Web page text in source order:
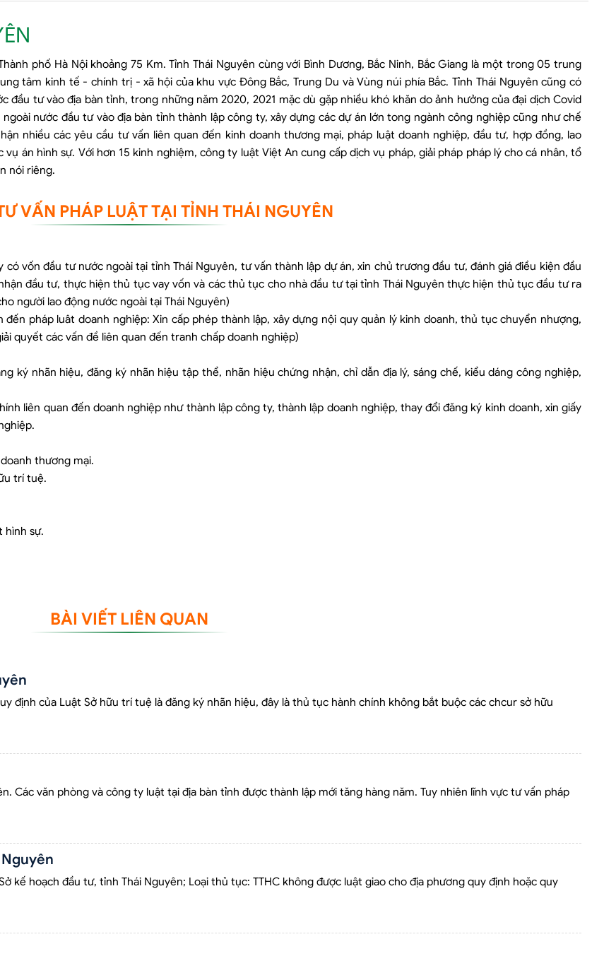
phố Hà Nội khoảng 75 Km. Tỉnh Thái Nguyên cùng với Bình Dương, Bắc Ninh, Bắc Giang là một trong 05 trung
tâm kinh tế - chính trị - xã hội của khu vực Đông Bắc, Trung Du và Vùng núi phía Bắc. Tỉnh Thái Nguyên cũng có
đầu tư vào địa bàn tỉnh, trong những năm 2020, 2021 mặc dù gặp nhiều khó khăn do ảnh hưởng của đại dịch Covid
nước đầu tư vào địa bàn tỉnh thành lập công ty, xây dựng các dự án lớn tong ngành công nghiệp cũng như chế
nhiều các yêu cầu tư vấn liên quan đến kinh doanh thương mại, pháp luật doanh nghiệp, đầu tư, hợp đồng, lao
án hình sự. Với hơn 15 kinh nghiệm, công ty luật Việt An cung cấp dịch vụ pháp, giải pháp pháp lý cho cá nhân, tổ
nói riêng.
VẤN PHÁP LUẬT TẠI TỈNH THÁI NGUYÊN
vốn đầu tư nước ngoài tại tỉnh Thái Nguyên, tư vấn thành lập dự án, xin chủ trương đầu tư, đánh giá điều kiện đầu
đầu tư, thực hiện thủ tục vay vốn và các thủ tục cho nhà đầu tư tại tỉnh Thái Nguyên thực hiện thủ tục đầu tư ra
người lao động nước ngoài tại Thái Nguyên)
pháp luât doanh nghiệp: Xin cấp phép thành lập, xây dựng nội quy quản lý kinh doanh, thủ tục chuyển nhượng,
quyết các vấn đề liên quan đến tranh chấp doanh nghiệp)
ký nhãn hiệu, đăng ký nhãn hiệu tập thể, nhãn hiệu chứng nhận, chỉ dẫn địa lý, sáng chế, kiểu dáng công nghiệp,
liên quan đến doanh nghiệp như thành lập công ty, thành lập doanh nghiệp, thay đổi đăng ký kinh doanh, xin giấy
thương mại.
trí tuệ.
hình sự.
BÀI VIẾT LIÊN QUAN
định của Luật Sở hữu trí tuệ là đăng ký nhãn hiệu, đây là thủ tục hành chính không bắt buộc các chcur sở hữu
Các văn phòng và công ty luật tại địa bàn tỉnh được thành lập mới tăng hàng năm. Tuy nhiên lĩnh vực tư vấn pháp
kế hoạch đầu tư, tỉnh Thái Nguyên; Loại thủ tục: TTHC không được luật giao cho địa phương quy định hoặc quy